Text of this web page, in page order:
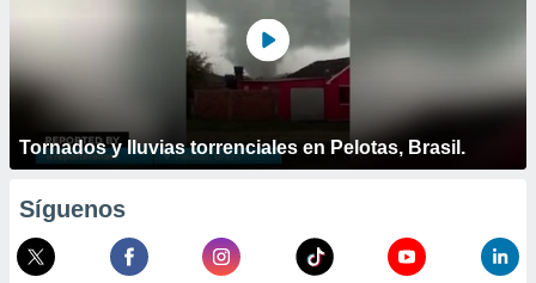
Tornados y lluvias torrenciales en Pelotas, Brasil.
Síguenos